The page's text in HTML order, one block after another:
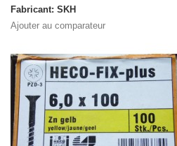
Fabricant: SKH
Ajouter au comparateur